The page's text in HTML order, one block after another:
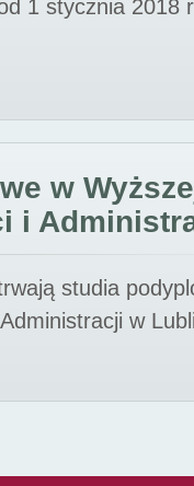
1 stycznia 2018
w
i
studia
w